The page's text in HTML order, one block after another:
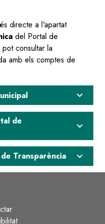
directe a l'apartat
del Portal de
consultar la
amb els comptes de
expand_more
de
expand_more
Transparència expand_more